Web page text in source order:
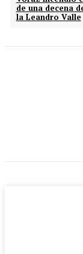
de una decena
la Leandro Valle